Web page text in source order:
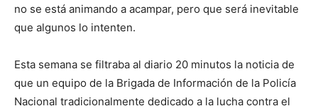
no se está animando a acampar, pero que será inevitable
que algunos lo intenten.
Esta semana se filtraba al diario 20 minutos la noticia de
que un equipo de la Brigada de Información de la Policía
Nacional tradicionalmente dedicado a la lucha contra el